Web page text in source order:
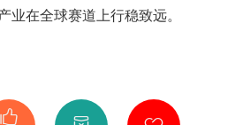
业在全球赛道上行稳致远。